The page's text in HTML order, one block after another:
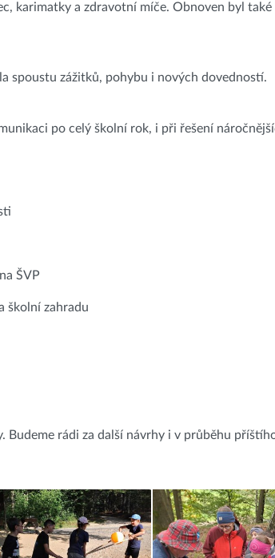
karimatky a zdravotní míče. Obnoven byl také
spoustu zážitků, pohybu i nových dovedností.
po celý školní rok, i při řešení
ŠVP
školní zahradu
Budeme rádi za další návrhy i v průběhu